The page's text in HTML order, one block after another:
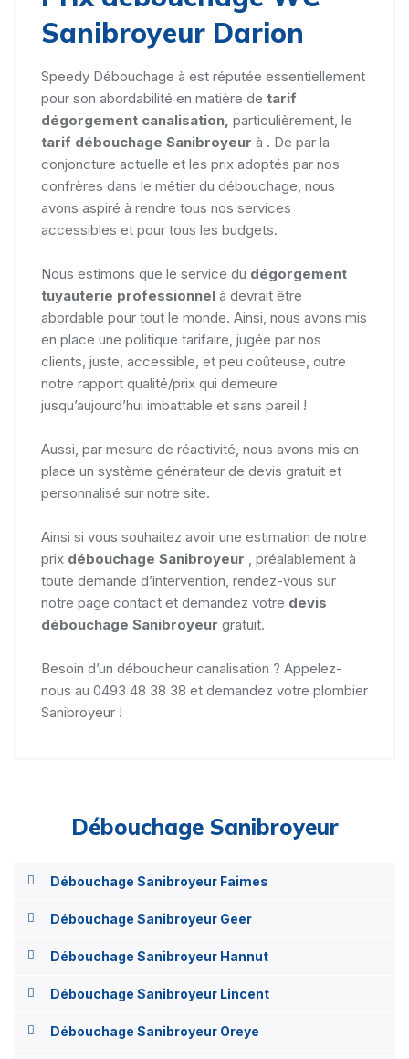
Sanibroyeur Darion
Speedy Débouchage à est réputée essentiellement
pour son abordabilité en matière de tarif
dégorgement canalisation, particulièrement, le
tarif débouchage Sanibroyeur à . De par la
conjoncture actuelle et les prix adoptés par nos
confrères dans le métier du débouchage, nous
avons aspiré à rendre tous nos services
accessibles et pour tous les budgets.
Nous estimons que le service du dégorgement
tuyauterie professionnel à devrait être
abordable pour tout le monde. Ainsi, nous avons mis
en place une politique tarifaire, jugée par nos
clients, juste, accessible, et peu coûteuse, outre
notre rapport qualité/prix qui demeure
jusqu’aujourd’hui imbattable et sans pareil !
Aussi, par mesure de réactivité, nous avons mis en
place un système générateur de devis gratuit et
personnalisé sur notre site.
Ainsi si vous souhaitez avoir une estimation de notre
prix débouchage Sanibroyeur
, préalablement à
toute demande d’intervention, rendez-vous sur
notre page contact et demandez votre devis
débouchage Sanibroyeur gratuit.
Besoin d’un déboucheur canalisation ? Appelez-
nous au 0493 48 38 38 et demandez votre plombier
Sanibroyeur !
Débouchage Sanibroyeur
Débouchage Sanibroyeur Faimes
Débouchage Sanibroyeur Geer
Débouchage Sanibroyeur Hannut
Débouchage Sanibroyeur Lincent
Débouchage Sanibroyeur Oreye